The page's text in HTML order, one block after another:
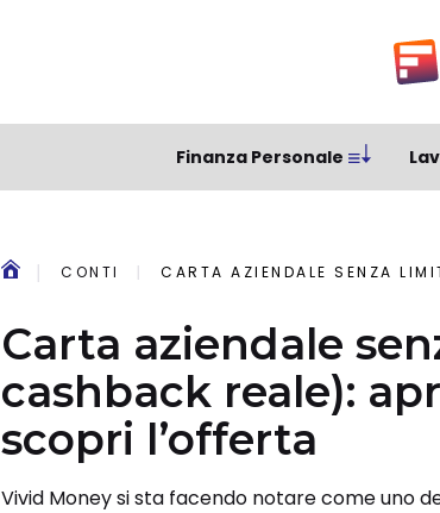
Finanza Personale
CONTI CARTA AZIENDALE SENZA LIMITI (E
Carta aziendale
cashback reale):
scopri l’offerta
Vivid Money si sta facendo notare come uno